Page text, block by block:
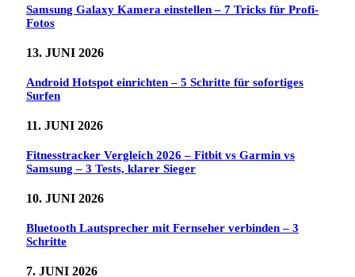
Samsung Galaxy Kamera einstellen – 7 Tricks für Profi-
Fotos
13. JUNI 2026
Android Hotspot einrichten – 5 Schritte für sofortiges
Surfen
11. JUNI 2026
Fitnesstracker Vergleich 2026 – Fitbit vs Garmin vs
Samsung – 3 Tests, klarer Sieger
10. JUNI 2026
Bluetooth Lautsprecher mit Fernseher verbinden – 3
Schritte
7. JUNI 2026